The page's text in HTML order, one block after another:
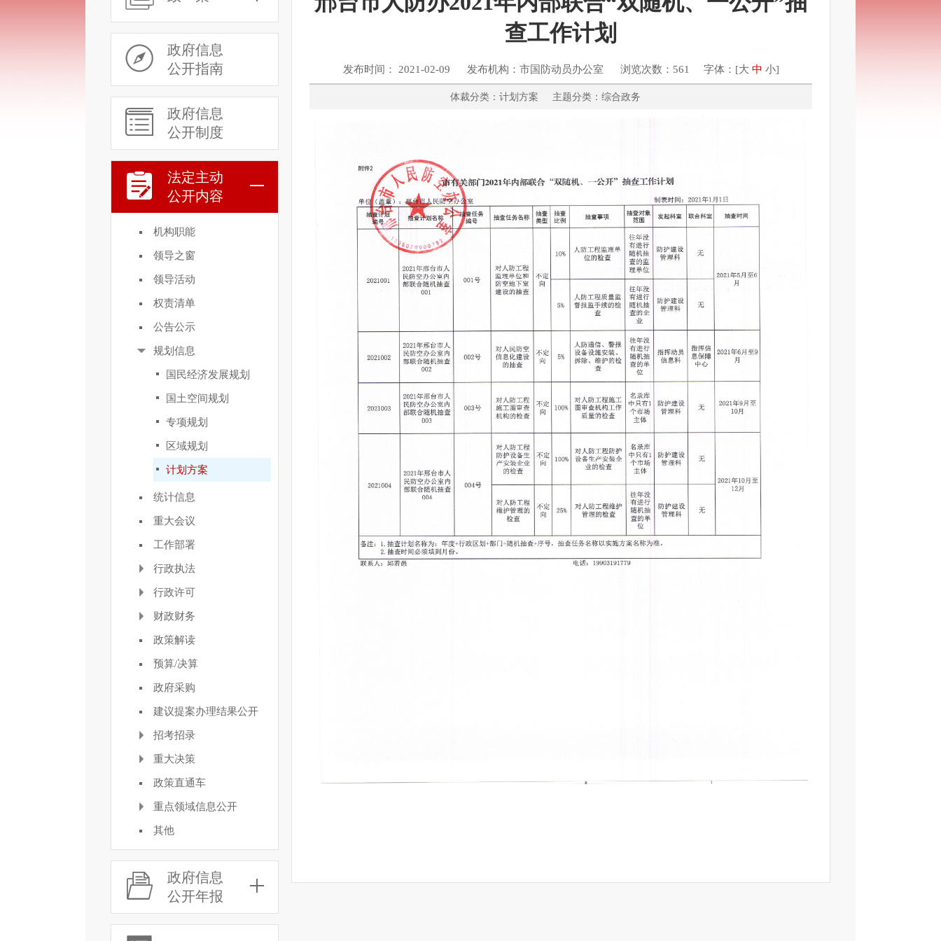
政府信息
公开指南
政府信息
公开制度
法定主动
公开内容
机构职能
领导之窗
领导活动
权责清单
公告公示
规划信息
国民经济发展规划
国土空间规划
专项规划
区域规划
计划方案
统计信息
重大会议
工作部署
行政执法
行政许可
财政财务
政策解读
预算/决算
政府采购
建议提案办理结果公开
招考招录
重大决策
政策直通车
重点领域信息公开
其他
政府信息
公开年报
查工作计划
发布时间： 2021-02-09 发布机构：市国防动员办公室 浏览次数：561 字体：[大 中 小]
体裁分类：计划方案 主题分类：综合政务